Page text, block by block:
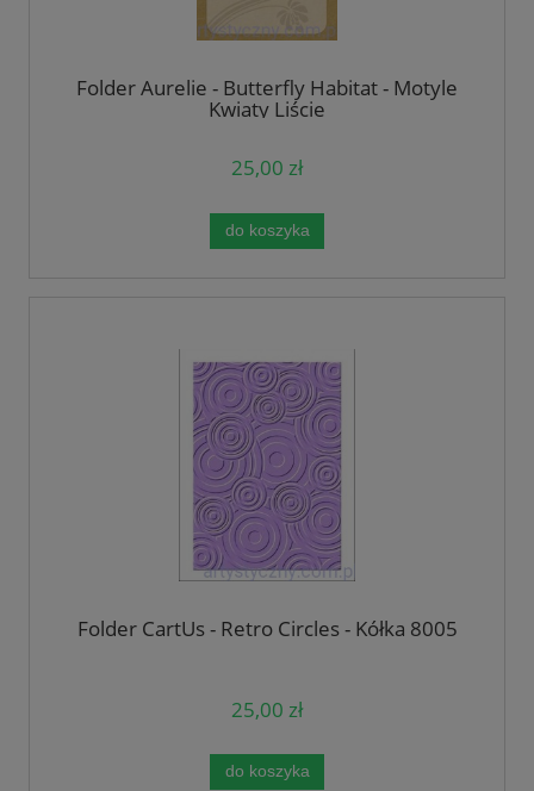
Folder Aurelie - Butterfly Habitat - Motyle
Kwiaty Liście
25,00 zł
do koszyka
Folder CartUs - Retro Circles - Kółka 8005
25,00 zł
do koszyka